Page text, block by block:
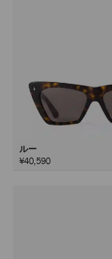
ルー
¥40,590